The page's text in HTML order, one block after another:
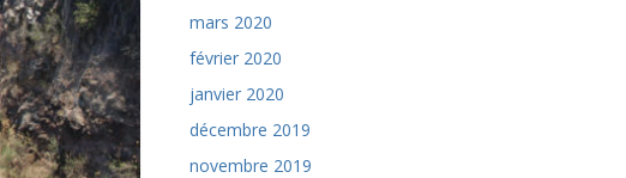
mars 2020
février 2020
janvier 2020
décembre 2019
novembre 2019